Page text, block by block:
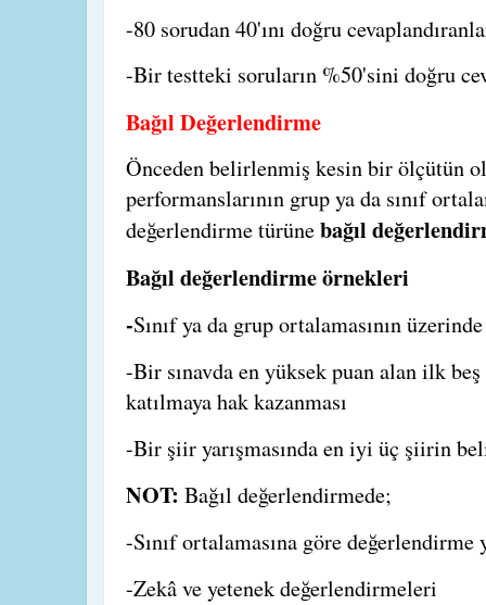
-80 sorudan 40'ını doğru
-Bir testteki soruların %50'sini doğru
Bağıl Değerlendirme
Önceden belirlenmiş kesin bir ölçütün
performanslarının grup ya da sınıf
değerlendirme türünebağıl
Bağıl değerlendirme örnekleri
-Sınıf ya da grup ortalamasının
-Bir sınavda en yüksek puan alan ilk
katılmaya hak kazanması
-Bir şiir yarışmasında en iyi üç şiirin
NOT: Bağıl değerlendirmede;
-Sınıf ortalamasına göre değerlendirme
-Zekâ ve yetenek değerlendirmeleri